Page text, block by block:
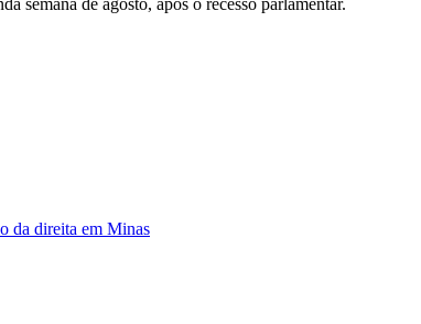
semana de agosto, após o recesso parlamentar.
da direita em Minas